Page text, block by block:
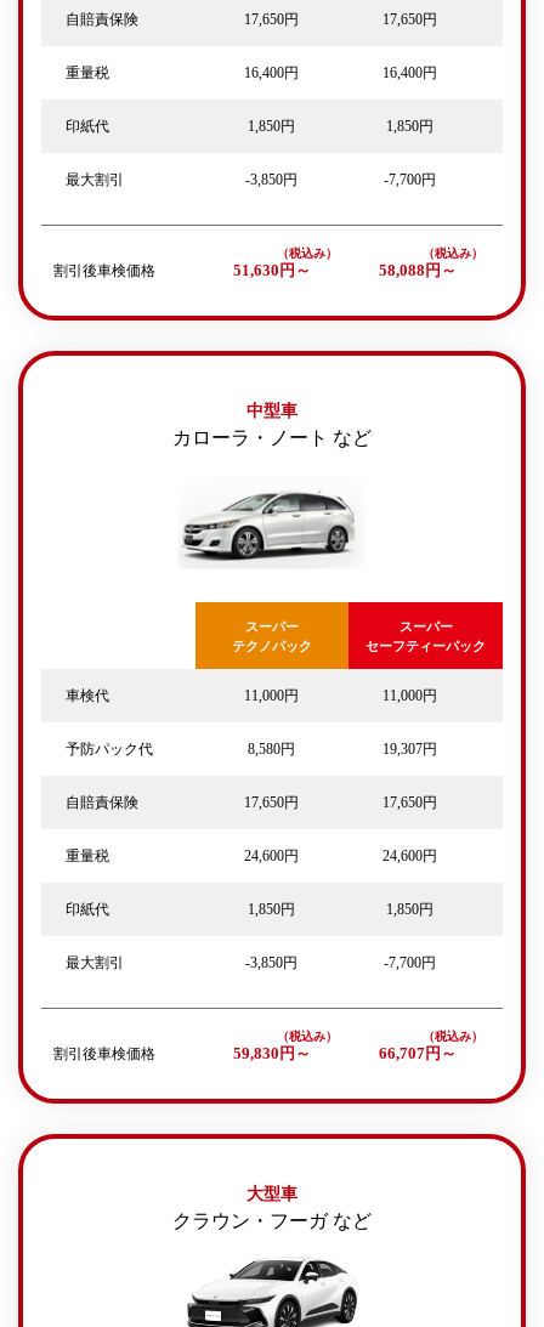
自賠責保険 17,650円 17,650円
重量税 16,400円 16,400円
印紙代 1,850円 1,850円
最大割引 -3,850円 -7,700円
割引後車検価格 51,630円～ 58,088円～
中型車
カローラ・ノート など
スーパー
テクノパック
スーパー
セーフティーパック
車検代 11,000円 11,000円
予防パック代 8,580円 19,307円
自賠責保険 17,650円 17,650円
重量税 24,600円 24,600円
印紙代 1,850円 1,850円
最大割引 -3,850円 -7,700円
割引後車検価格 59,830円～ 66,707円～
大型車
クラウン・フーガ など